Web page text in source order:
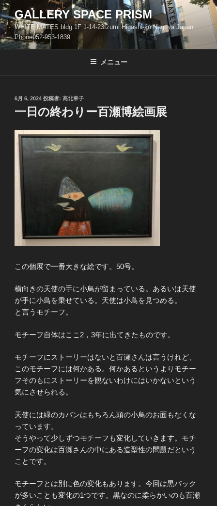
コ
ン
テ
ン
ツ
GALLERY SPACE PRISM
WHITE MATES bldg.1F 1-14-23Izumi Higashi-ku Nagoya Japan
Phone052-953-1839
メニュー
投
6月 6, 2024 投稿者: 高北章子
一日の終わりー百瀬博絵画展
この個展で一番大きな絵です。50号。
横向きの天使の手に小鳥が留まっている。あるいは天使
が手に小鳥を乗せている。天使は小鳥を見つめる。
と言うモチーフ。
モチーフ自体はここ2，3年に出てきたものです。
モチーフにストーリーはないと百瀬さんは言うけれど、
このモチーフには何かある。何かあるというよりモチー
フそのもにストーリーを観ないわけにはいかないという
気にさせられる。
天使には緑のカバンはもちろん頭の小鳥のお面もなくな
っています。
そうやって少しずつモチーフも変化していきます。モチ
ーフの変化は百瀬さんの中にある造型性の問題だという
ことです。
モチーフとは別に色の変化もあります。今回は黒バック
が多いことも変化の1つです。黒なのに柔らかいのも百瀬